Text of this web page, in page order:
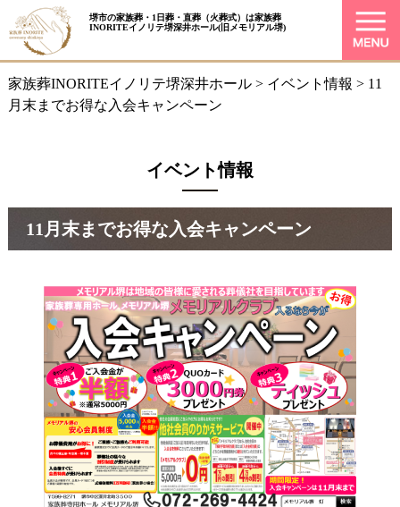
堺市の家族葬・1日葬・直葬（火葬式）は家族葬
INORITEイノリテ堺深井ホール(旧メモリアル堺)
家族葬INORITEイノリテ堺深井ホール> イベント情報 > 11
月末までお得な入会キャンペーン
イベント情報
11月末までお得な入会キャンペーン